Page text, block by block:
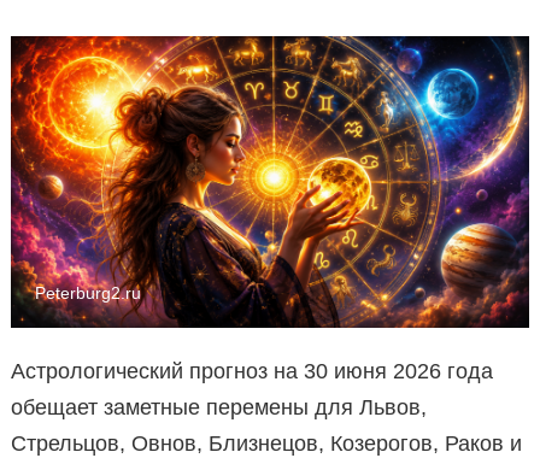
Peterburg2.ru
Астрологический прогноз на 30 июня 2026 года
обещает заметные перемены для Львов,
Стрельцов, Овнов, Близнецов, Козерогов, Раков и